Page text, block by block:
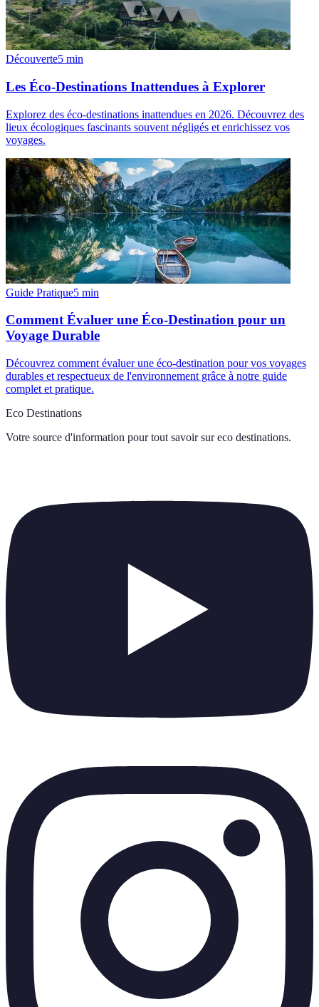
Découverte5 min
Les Éco-Destinations Inattendues à Explorer
Explorez des éco-destinations inattendues en 2026. Découvrez des
lieux écologiques fascinants souvent négligés et enrichissez vos
voyages.
Guide Pratique5 min
Comment Évaluer une Éco-Destination pour un
Voyage Durable
Découvrez comment évaluer une éco-destination pour vos voyages
durables et respectueux de l'environnement grâce à notre guide
complet et pratique.
Eco Destinations
Votre source d'information pour tout savoir sur eco destinations.